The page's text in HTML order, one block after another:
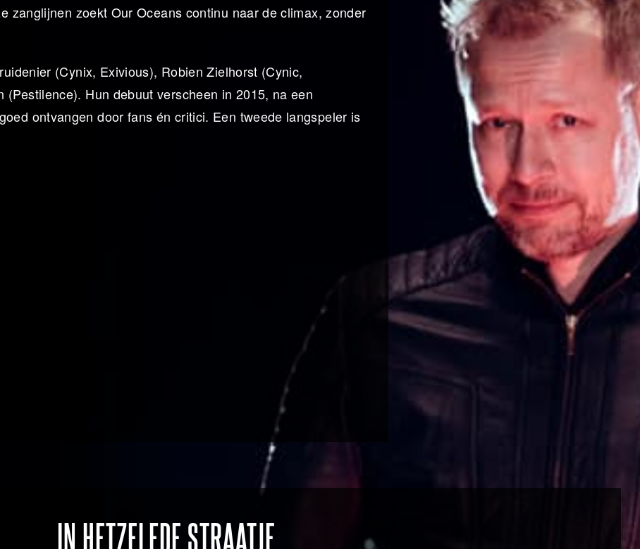
zanglijnen zoekt Our Oceans continu naar de climax, zonder
(Cynix, Exivious), Robien Zielhorst (Cynic,
Hun debuut verscheen in 2015, na een
ontvangen door fans én critici. Een tweede langspeler is
IN HETZELFDE STRAATJE